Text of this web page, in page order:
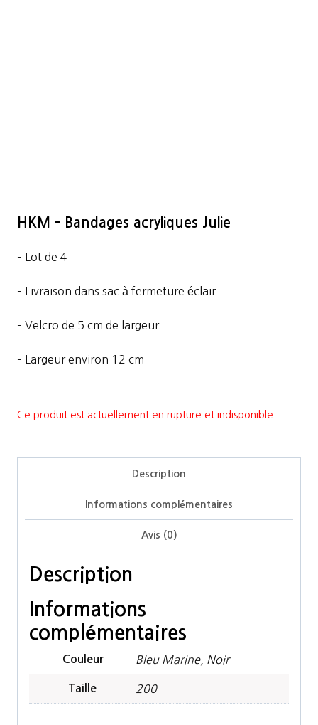
HKM – Bandages acryliques Julie
– Lot de 4
– Livraison dans sac à fermeture éclair
– Velcro de 5 cm de largeur
– Largeur environ 12 cm
Ce produit est actuellement en rupture et indisponible.
Description
Informations complémentaires
Avis (0)
Description
Informations
complémentaires
Couleur Bleu Marine, Noir
Taille 200